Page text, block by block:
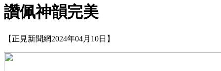
讚佩神韻完美
【正見新聞網2024年04月10日】